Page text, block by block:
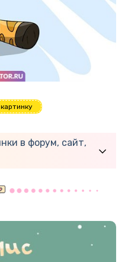
в форум, сайт,